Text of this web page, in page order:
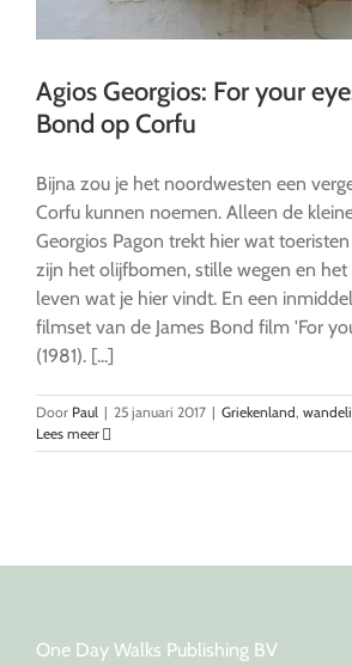
Agios Georgios: For your
Bond op Corfu
Bijna zou je het noordwesten een
Corfu kunnen noemen. Alleen de
Georgios Pagon trekt hier wat
zijn het olijfbomen, stille wegen en het
leven wat je hier vindt. En een
filmset van de James Bond film 'For
(1981). [...]
Door Paul | 25 januari 2017 | Griekenland,
Lees meer
One Day Walks Publishing BV